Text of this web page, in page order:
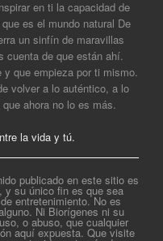
en ti la capacidad de
es el mundo natural De
un sinfín de maravillas
cuenta de que están ahí.
y que empieza por ti mismo.
volver a lo auténtico, a lo
ahora no lo es más.
la vida y tú.
publicado en este sitio es
y su único fin es que sea
entretenimiento. No es
Ni Biorígenes ni su
o abuso, que cualquier
aquí expuesta. Que visite